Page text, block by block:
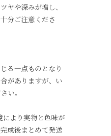
ヤや深みが増し、
分ご注意くださ
る一点ものとなり
がありますが、い
い。
により実物と色味が
成後まとめて発送